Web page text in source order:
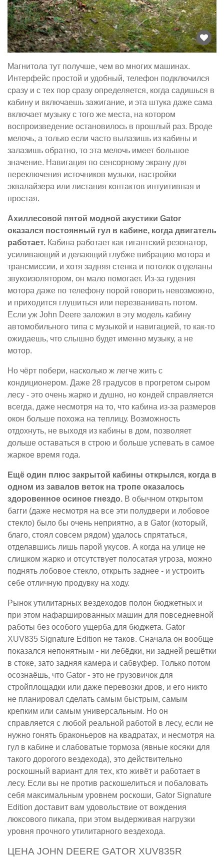
Магнитола тут получше, чем во многих машинах.
Интерфейс простой и удобный, телефон подключился
сразу и с тех пор сразу определяется, когда садишься в
кабину и включаешь зажигание, и эта штука даже сама
включает музыку с того же места, на котором
воспроизведение остановилось в прошлый раз. Вроде
мелочь, а только если часто вылазишь из кабины и
залазишь обратно, то эта мелочь имеет большое
значение. Навигация по сенсорному экрану для
переключения источников музыки, настройки
эквалайзера или листания контактов интуитивная и
простая.
Ахиллесовой пятой модной акустики Gator
оказался постоянный гул в кабине, когда двигатель
работает. Кабина работает как гигантский резонатор,
усиливающий и делающий глубже вибрацию мотора и
трансмиссии, и хотя задняя стенка и потолок отделаны
звукоизолятором, он мало помогает. Из-за гудения
мотора даже по телефону порой говорить невозможно,
и приходится глушиться или перезванивать потом.
Если уж John Deere заложил в эту модель кабину
автомобильного типа с музыкой и навигацией, то как-то
ожидаешь, что слышно будет именно музыку, а не
мотор.
Но чёрт побери, насколько ж легче жить с
кондиционером. Даже 28 градусов в прогретом сыром
лесу - это очень жарко и душно, но кондей справляется
всегда, даже несмотря на то, что кабина из-за размеров
окон больше похожа на теплицу. Возможность
отдохнуть, не выходя из кабины в дом, позволяет
дольше оставаться в строю и больше успевать в самое
жаркое время года.
Ещё один плюс закрытой кабины открылся, когда в
одном из завалов веток на тропе оказалось
здоровенное осиное гнездо. В обычном открытом
багги (даже несмотря на все эти полудвери и лобовое
стекло) было бы очень неприятно, а в Gator (который,
благо, стоял совсем рядом) удалось спрятаться,
отделавшись лишь парой укусов. А когда на улице не
слишком жарко и отсутствует полосатая угроза, можно
поднять лобовое стекло, открыть заднее - и устроить
себе отличную продувку на ходу.
Рынок утилитарных вездеходов полон бюджетных и
при этом нафаршированных машин для повседневной
работы без особого ущерба для бюджета. Gator
XUV835 Signature Edition не таков. Сначала он вообще
показался непонятным - ни лебёдки, ни задней решётки
в стоке, зато задняя камера и сабвуфер. Только потом
осознаёшь, что Gator - это не грузовичок для
стройплощадки или даже перевозки дров, и его никто
не планировал сделать самым быстрым, самым
крепким или самым универсальным. Но он
справляется с любой реальной работой в лесу, если не
нужно гонять браконьеров на квадратах, и несмотря на
гул в кабине и слабоватые тормоза (явные косяки для
такого дорогого вездехода), это действительно
роскошный вариант для тех, кто живёт и работает в
лесу. Если вы не против раскошелиться и побаловать
себя максимальным уровнем роскоши, Gator Signature
Edition доставит вам удовольствие от вождения
люксового пикапа, при этом выдерживая нагрузки
уровня прочного утилитарного вездехода.
ЦЕНА JOHN DEERE GATOR XUV835R